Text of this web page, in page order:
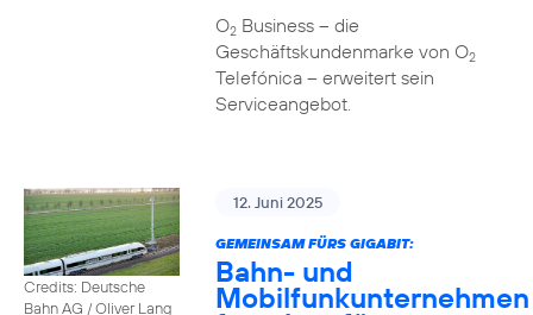
O2Business – die
Geschäftskundenmarke von O2
Telefónica – erweitert sein
Serviceangebot.
Credits: Deutsche
Bahn AG / Oliver Lang
12. Juni 2025
GEMEINSAM FÜRS GIGABIT:
Bahn- und
Mobilfunkunternehmen